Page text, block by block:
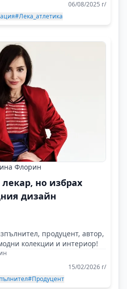
06/08/2025 г/
#Лека_атлетика
Флорин
но избрах
дизайн
продуцент, автор,
колекции и интериор!
15/02/2026 г/
#Продуцент